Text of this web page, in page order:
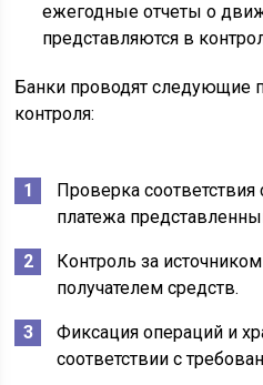
ежегодные отчеты о
представляются в
Банки проводят следующие
контроля:
Проверка
платежа
Контроль за
получателем средств.
Фиксация операций и
соответствии с